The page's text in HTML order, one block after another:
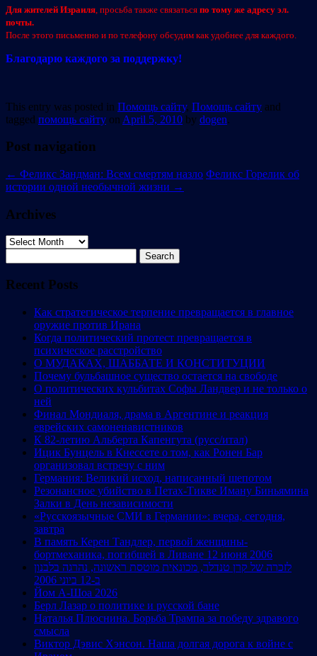
Для жителей Израиля , просьба также связаться по тому же адресу эл.
почты.
После этого письменно и по телефону обсудим как удобнее для каждого.
Благодарю каждого за поддержку!
This entry was posted in Помощь сайту, Помощь сайту and
tagged помощь сайту on April 5, 2010 by dogen.
Post navigation
← Феликс Зандман: Всем смертям назло Феликс Горелик об
истории одной необычной жизни →
Archives
Archives
for:
Recent Posts
Как стратегическое терпение превращается в главное
оружие против Ирана
Когда политический протест превращается в
психическое расстройство
О МУДАКАХ, ШАББАТЕ И КОНСТИТУЦИИ
Почему бульбашное существо остается на свободе
О политических кульбитах Софы Ландвер и не только о
ней
Финал Мондиаля, драма в Аргентине и реакция
еврейских самоненавистников
К 82-летию Альберта Капенгута (русс/итал)
Ицик Бунцель в Кнессете о том, как Ронен Бар
организовал встречу с ним
Германия: Великий исход, написанный шепотом
Резонансное убийство в Петах-Тикве Иману Биньямина
Залки в День независимости
«Русскоязычные СМИ в Германии»: вчера, сегодня,
завтра
В память Керен Тандлер, первой женщины-
бортмеханика, погибшей в Ливане 12 июня 2006
לזכרה של קרן טנדלר, מכונאית מוטסת ראשונה, נהרגה בלבנון
ב-12 ביוני 2006
Йом А-Шоа 2026
Берл Лазар о политике и русской бане
Наталья Плюснина. Борьба Трампа за победу здравого
смысла
Виктор Дэвис Хэнсон. Наша долгая дорога к войне с